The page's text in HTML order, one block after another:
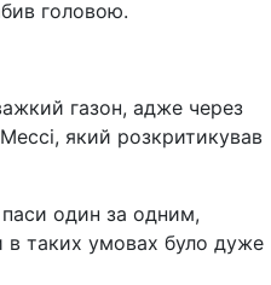
головою.
газон, адже через
який розкритикував
один за одним,
в таких умовах було дуже